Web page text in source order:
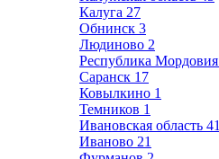
Калуга 27
Обнинск 3
Людиново 2
Республика Мордовия
Саранск 17
Ковылкино 1
Темников 1
Ивановская область 41
Иваново 21